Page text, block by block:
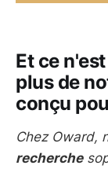
Et ce
plus de
conçu
Chez Oward,
recherche